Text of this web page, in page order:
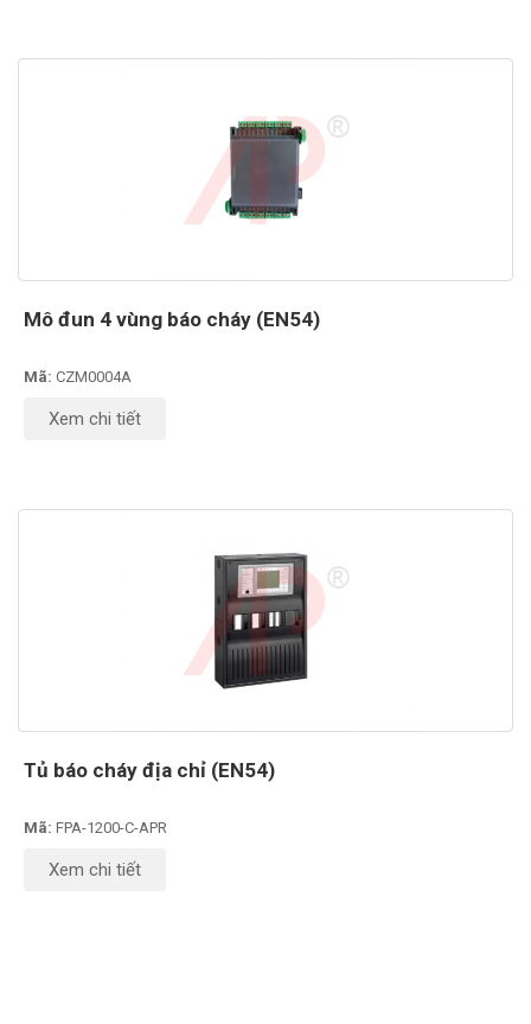
Mô đun 4 vùng báo cháy (EN54)
Mã: CZM0004A
Xem chi tiết
Tủ báo cháy địa chỉ (EN54)
Mã: FPA-1200-C-APR
Xem chi tiết